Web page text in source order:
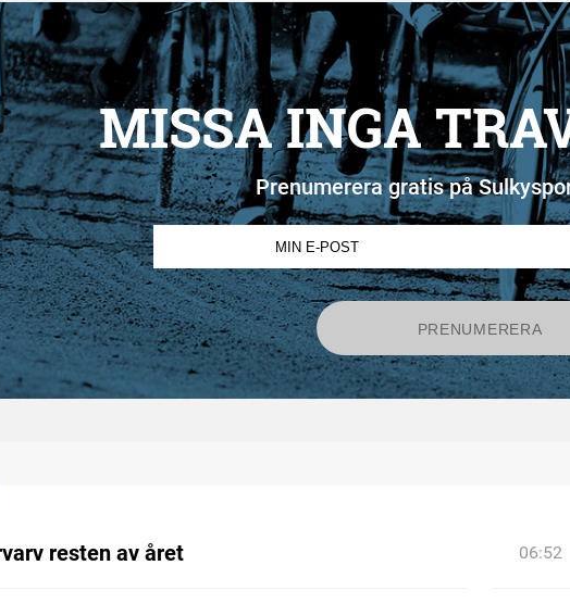
MISSA INGA
Prenumerera gratis på
resten av året 06:52